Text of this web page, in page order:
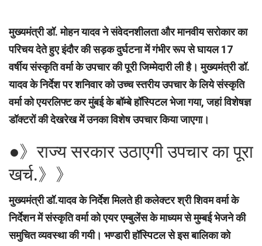
मुख्यमंत्री डॉ. मोहन यादव ने संवेदनशीलता और मानवीय सरोकार का
परिचय देते हुए इंदौर की सड़क दुर्घटना में गंभीर रूप से घायल 17
वर्षीय संस्कृति वर्मा के उपचार की पूरी जिम्मेदारी ली है। मुख्यमंत्री डॉ.
यादव के निर्देश पर शनिवार को उच्च स्तरीय उपचार के लिये संस्कृति
वर्मा को एयरलिफ्ट कर मुंबई के बॉम्बे हॉस्पिटल भेजा गया, जहां विशेषज्ञ
डॉक्टरों की देखरेख में उनका विशेष उपचार किया जाएगा।
●》राज्य सरकार उठाएगी उपचार का पूरा
खर्च.》》
मुख्यमंत्री डॉ.यादव के निर्देश मिलते ही कलेक्टर श्री शिवम वर्मा के
निर्देशन में संस्कृति वर्मा को एयर एम्बुलेंस के माध्यम से मुम्बई भेजने की
समुचित व्यवस्था की गयी। भण्डारी हॉस्पिटल से इस बालिका को